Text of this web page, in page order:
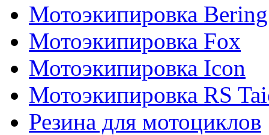
Мотоэкипировка Bering
Мотоэкипировка Fox
Мотоэкипировка Icon
Мотоэкипировка RS
Резина для мотоциклов